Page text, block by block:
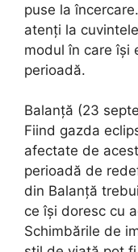
puse la
atenți la
modul în care își
perioadă.
Balanță (23
Fiind gazda
afectate de
perioadă de
din Balanță
ce își doresc cu
Schimbările de